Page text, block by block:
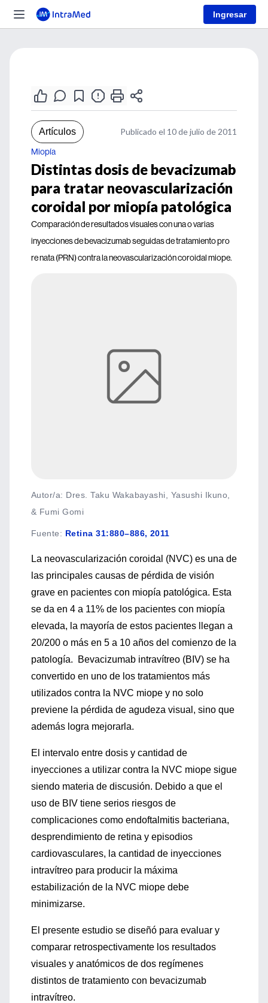
Ingresar
Artículos Publicado el 10 de julio de 2011
Miopía
Distintas dosis de bevacizumab
para tratar neovascularización
coroidal por miopía patológica
Comparación de resultados visuales con una o varias
inyecciones de bevacizumab seguidas de tratamiento pro
re nata (PRN) contra la neovascularización coroidal miope.
Autor/a: Dres. Taku Wakabayashi, Yasushi Ikuno,
& Fumi Gomi
Fuente: Retina 31:880–886, 2011
La neovascularización coroidal (NVC) es una de
las principales causas de pérdida de visión
grave en pacientes con miopía patológica. Esta
se da en 4 a 11% de los pacientes con miopía
elevada, la mayoría de estos pacientes llegan a
20/200 o más en 5 a 10 años del comienzo de la
patología. Bevacizumab intravítreo (BIV) se ha
convertido en uno de los tratamientos más
utilizados contra la NVC miope y no solo
previene la pérdida de agudeza visual, sino que
además logra mejorarla.
El intervalo entre dosis y cantidad de
inyecciones a utilizar contra la NVC miope sigue
siendo materia de discusión. Debido a que el
uso de BIV tiene serios riesgos de
complicaciones como endoftalmitis bacteriana,
desprendimiento de retina y episodios
cardiovasculares, la cantidad de inyecciones
intravítreo para producir la máxima
estabilización de la NVC miope debe
minimizarse.
El presente estudio se diseñó para evaluar y
comparar retrospectivamente los resultados
visuales y anatómicos de dos regímenes
distintos de tratamiento con bevacizumab
intravítreo.